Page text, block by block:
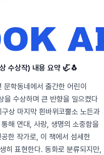
수상작) 내용 요약 🦏🐧
학동네에서 출간한 어린이
을 수상하며 큰 반향을 일으켰다
마지막 흰바위코뿔소 노든과
해 연대, 사랑, 생명의 소중함을
한 작가로, 이 책에서 섬세한
히 표현한다. 동화로 분류되지만,